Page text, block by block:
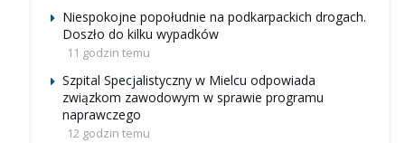
Niespokojne popołudnie na podkarpackich drogach.
Doszło do kilku wypadków
11 godzin temu
Szpital Specjalistyczny w Mielcu odpowiada
związkom zawodowym w sprawie programu
naprawczego
12 godzin temu